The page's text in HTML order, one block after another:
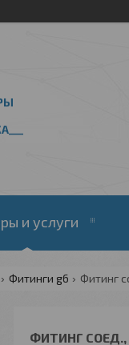
и услуги
Фитинги g6 Фитинг
ФИТИНГ СОЕД.,